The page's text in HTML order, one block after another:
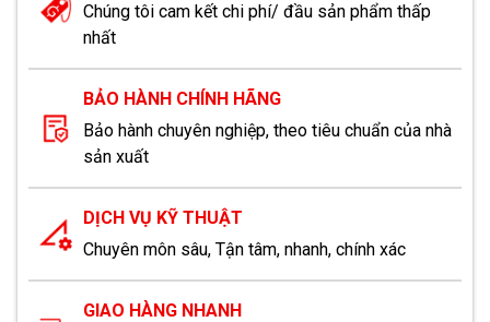
Chúng tôi cam kết chi phí/ đầu sản phẩm thấp
nhất
BẢO HÀNH CHÍNH HÃNG
Bảo hành chuyên nghiệp, theo tiêu chuẩn của nhà
sản xuất
DỊCH VỤ KỸ THUẬT
Chuyên môn sâu, Tận tâm, nhanh, chính xác
GIAO HÀNG NHANH